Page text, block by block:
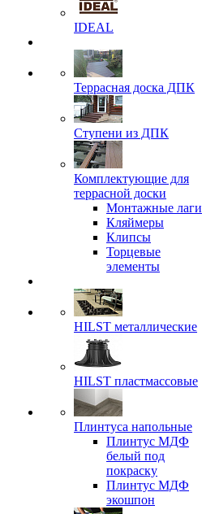
IDEAL
Террасная доска ДПК
Ступени из ДПК
Комплектующие для
террасной доски
Монтажные лаги
Кляймеры
Клипсы
Торцевые
элементы
HILST металлические
HILST пластмассовые
Плинтуса напольные
Плинтус МДФ
белый под
покраску
Плинтус МДФ
экошпон